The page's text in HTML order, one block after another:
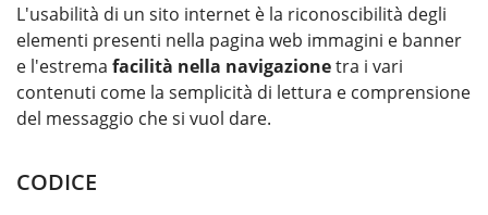
L'usabilità di un sito internet è la riconoscibilità degli
elementi presenti nella pagina web immagini e banner
e l'estrema facilità nella navigazionetra i vari
contenuti come la semplicità di lettura e comprensione
del messaggio che si vuol dare.
CODICE